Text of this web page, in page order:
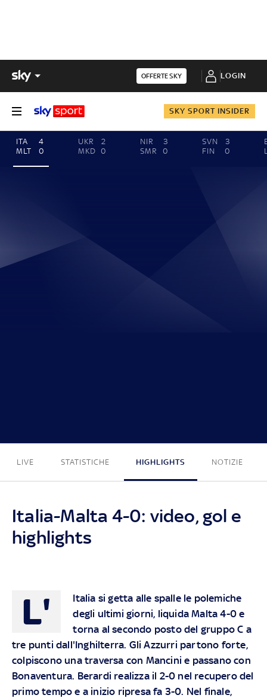
OFFERTE SKY LOGIN
SKY SPORT INSIDER
ITA
4
MLT
0
UKR
2
MKD 0
NIR
3
SMR
0
SVN
3
FIN
0
LIVE STATISTICHE HIGHLIGHTS NOTIZIE
Italia-Malta 4-0: video, gol e
highlights
L'
Italia si getta alle spalle le polemiche
degli ultimi giorni, liquida Malta 4-0 e
torna al secondo posto del gruppo C a
tre punti dall'Inghilterra. Gli Azzurri partono forte,
colpiscono una traversa con Mancini e passano con
Bonaventura. Berardi realizza il 2-0 nel recupero del
primo tempo e a inizio ripresa fa 3-0. Nel finale,